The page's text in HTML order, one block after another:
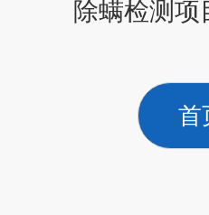
除螨检测项
首